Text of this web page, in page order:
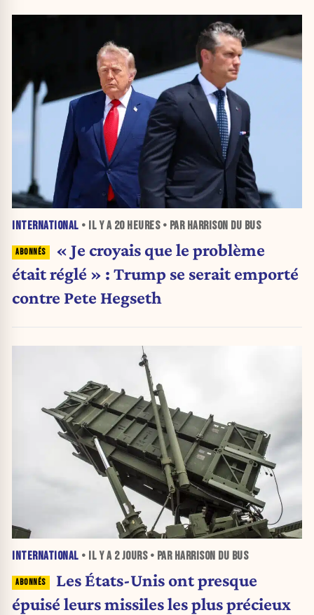
INTERNATIONAL • IL Y A 20 HEURES• PAR HARRISON DU BUS
« Je croyais que le problème
était réglé » : Trump se serait emporté
contre Pete Hegseth
INTERNATIONAL • IL Y A 2 JOURS• PAR HARRISON DU BUS
Les États-Unis ont presque
épuisé leurs missiles les plus précieux